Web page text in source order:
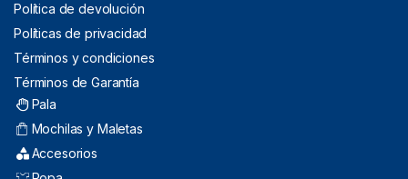
Política de devolución
Políticas de privacidad
Términos y condiciones
Términos de Garantía
Pala
Mochilas y Maletas
Accesorios